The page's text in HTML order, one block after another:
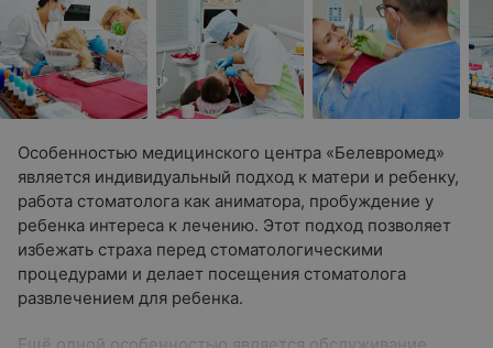
Особенностью медицинского центра «Белевромед»
является индивидуальный подход к матери и ребенку,
работа стоматолога как аниматора, пробуждение у
ребенка интереса к лечению. Этот подход позволяет
избежать страха перед стоматологическими
процедурами и делает посещения стоматолога
развлечением для ребенка.